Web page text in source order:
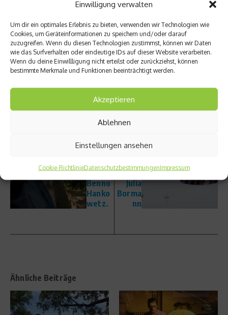
Einwilligung verwalten
Um dir ein optimales Erlebnis zu bieten, verwenden wir Technologien wie
Cookies, um Geräteinformationen zu speichern und/oder darauf
zuzugreifen. Wenn du diesen Technologien zustimmst, können wir Daten
wie das Surfverhalten oder eindeutige IDs auf dieser Website verarbeiten.
Wenn du deine Einwillligung nicht erteilst oder zurückziehst, können
bestimmte Merkmale und Funktionen beeinträchtigt werden.
Akzeptieren
Ablehnen
Einstellungen ansehen
Cookie-RichtlinieDatenschutzbestimmungenImpressum
Beitrag teilen
vorheriger Beitrag
„Beim
BMX
zählst
Du!“
Fragen
an
Benno
Hanko
wetz.
an
Pro
Julia
Borma
nn
Ähnliche Beiträge